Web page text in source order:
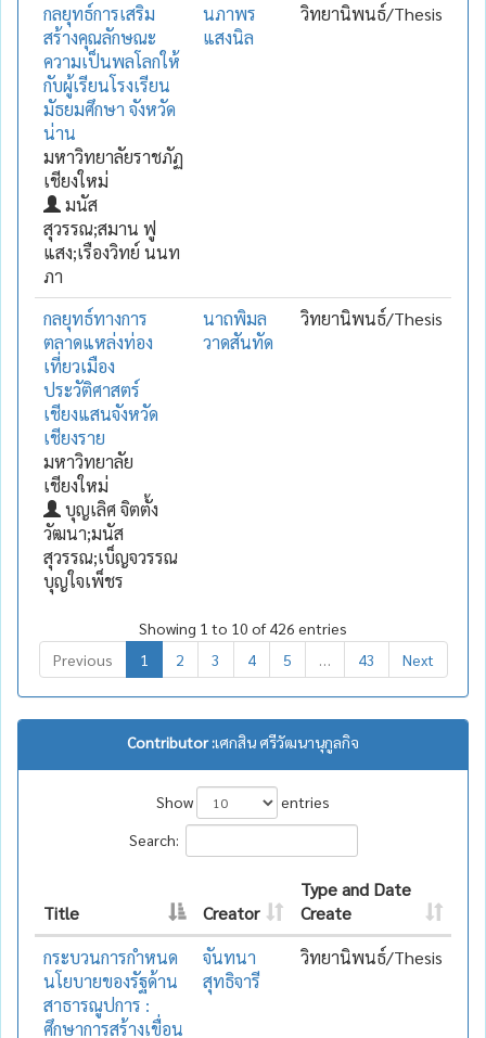
กลยุทธ์การเสริม
สร้างคุณลักษณะ
ความเป็นพลโลกให้
กับผู้เรียนโรงเรียน
มัธยมศึกษา จังหวัด
น่าน
มหาวิทยาลัยราชภัฏ
เชียงใหม่
มนัส
สุวรรณ;สมาน ฟู
แสง;เรืองวิทย์ นนท
ภา
นภาพร
แสงนิล
วิทยานิพนธ์/Thesis
กลยุทธ์ทางการ
ตลาดแหล่งท่อง
เที่ยวเมือง
ประวัติศาสตร์
เชียงแสนจังหวัด
เชียงราย
มหาวิทยาลัย
เชียงใหม่
บุญเลิศ จิตตั้ง
วัฒนา;มนัส
สุวรรณ;เบ็ญจวรรณ
บุญใจเพ็ชร
นาถพิมล
วาดสันทัด
วิทยานิพนธ์/Thesis
Showing 1 to 10 of 426 entries
Previous
1 2 3 4 5 43 Next
Contributor :เศกสิน ศรีวัฒนานุกูลกิจ
Show
entries
Search:
Title Creator
Type and Date
Create
กระบวนการกำหนด
นโยบายของรัฐด้าน
สาธารณูปการ :
ศึกษาการสร้างเขื่อน
จันทนา
สุทธิจารี
วิทยานิพนธ์/Thesis